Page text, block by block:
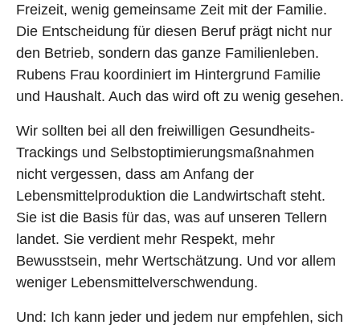
Freizeit, wenig gemeinsame Zeit mit der Familie.
Die Entscheidung für diesen Beruf prägt nicht nur
den Betrieb, sondern das ganze Familienleben.
Rubens Frau koordiniert im Hintergrund Familie
und Haushalt. Auch das wird oft zu wenig gesehen.
Wir sollten bei all den freiwilligen Gesundheits-
Trackings und Selbstoptimierungsmaßnahmen
nicht vergessen, dass am Anfang der
Lebensmittelproduktion die Landwirtschaft steht.
Sie ist die Basis für das, was auf unseren Tellern
landet. Sie verdient mehr Respekt, mehr
Bewusstsein, mehr Wertschätzung. Und vor allem
weniger Lebensmittelverschwendung.
Und: Ich kann jeder und jedem nur empfehlen, sich